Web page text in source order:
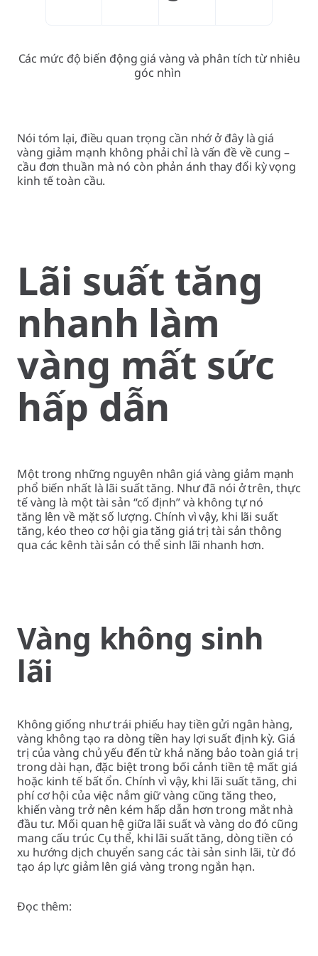
Các mức độ biến động giá vàng và phân tích từ nhiêu
góc nhìn
Nói tóm lại, điều quan trọng cần nhớ ở đây là giá
vàng giảm mạnh không phải chỉ là vấn đề về cung –
cầu đơn thuần mà nó còn phản ánh thay đổi kỳ vọng
kinh tế toàn cầu.
Lãi suất tăng
nhanh làm
vàng mất sức
hấp dẫn
Một trong những nguyên nhân giá vàng giảm mạnh
phổ biến nhất là lãi suất tăng. Như đã nói ở trên, thực
tế vàng là một tài sản “cố định” và không tự nó
tăng lên về mặt số lượng. Chính vì vậy, khi lãi suất
tăng, kéo theo cơ hội gia tăng giá trị tài sản thông
qua các kênh tài sản có thể sinh lãi nhanh hơn.
Vàng không sinh
lãi
Không giống như trái phiếu hay tiền gửi ngân hàng,
vàng không tạo ra dòng tiền hay lợi suất định kỳ. Giá
trị của vàng chủ yếu đến từ khả năng bảo toàn giá trị
trong dài hạn, đặc biệt trong bối cảnh tiền tệ mất giá
hoặc kinh tế bất ổn. Chính vì vậy, khi lãi suất tăng, chi
phí cơ hội của việc nắm giữ vàng cũng tăng theo,
khiến vàng trở nên kém hấp dẫn hơn trong mắt nhà
đầu tư. Mối quan hệ giữa lãi suất và vàng do đó cũng
mang cấu trúc Cụ thể, khi lãi suất tăng, dòng tiền có
xu hướng dịch chuyển sang các tài sản sinh lãi, từ đó
tạo áp lực giảm lên giá vàng trong ngắn hạn.
Đọc thêm: